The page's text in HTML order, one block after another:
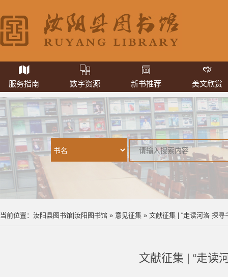
服务指南 数字资源 新书推荐 美文欣赏
当前位置： 汝阳县图书馆|汝阳图书馆 » 意见征集 » 文献征集 | “走读河洛 探
文献征集 | “走读